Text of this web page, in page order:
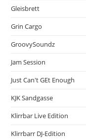
Gleisbrett
Grin Cargo
GroovySoundz
Jam Session
Just Can't GEt Enough
KJK Sandgasse
Klirrbar Live Edition
Klirrbarr DJ-Edition